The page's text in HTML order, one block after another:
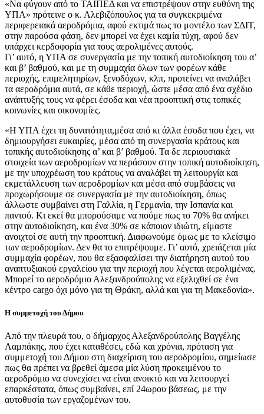
«Να φύγουν από το ΤΑΙΠΕΔ και να επιστρέψουν στην ευθύνη της
ΥΠΑ» πρότεινε ο κ. Αλεβιζόπουλος για τα συγκεκριμένα
περιφερειακά αεροδρόμια, αφού εκτιμά πως το μοντέλο των ΣΔΙΤ,
στην παρούσα φάση, δεν μπορεί να έχει καμία τύχη, αφού δεν
υπάρχει κερδοφορία για τους αερολιμένες αυτούς.
Γι’ αυτό, η ΥΠΑ σε συνεργασία με την τοπική αυτοδιοίκηση του α’
και β’ βαθμού, και με τη συμμαχία όλων των φορέων κάθε
περιοχής, επιμελητηρίων, ξενοδόχων, κλπ, προτείνει να αναλάβει
τα αεροδρόμια αυτά, σε κάθε περιοχή, ώστε μέσα από ένα σχέδιο
ανάπτυξής τους να φέρει έσοδα και νέα προοπτική στις τοπικές
κοινωνίες και οικονομίες.
«Η ΥΠΑ έχει τη δυνατότητα,μέσα από κι άλλα έσοδα που έχει, να
δημιουργήσει ευκαιρίες, μέσα από τη συνεργασία κράτους και
τοπικής αυτοδιοίκησης α’ και β’ βαθμού. Τα δε περιουσιακά
στοιχεία των αεροδρομίων να περάσουν στην τοπική αυτοδιοίκηση,
με την υποχρέωση του κράτους να αναλάβει τη λειτουργία και
εκμετάλλευση των αεροδρομίων και μέσα από συμβάσεις να
προχωρήσουμε σε συνεργασία με την αυτοδιοίκηση, όπως
άλλωστε συμβαίνει στη Γαλλία, η Γερμανία, την Ισπανία και
παντού. Κι εκεί θα μπορούσαμε να πούμε πως το 70% θα ανήκει
στην αυτοδιοίκηση, και ένα 30% σε κάποιον ιδιώτη, είμαστε
ανοιχτοί σε αυτή την προοπτική. Διαφωνούμε όμως με το κλείσιμο
των αεροδρομίων. Δεν θα το επιτρέψουμε. Γι’ αυτό, χρειάζεται μία
συμμαχία φορέων, που θα εξασφαλίσει την διατήρηση αυτού του
αναπτυξιακού εργαλείου για την περιοχή που λέγεται αερολιμένας.
Μπορεί το αεροδρόμιο Αλεξανδρούπολης να εξελιχθεί σε ένα
κέντρο cargo όχι μόνο για τη Θράκη, αλλά και για τη Μακεδονία».
Η συμμετοχή του Δήμου
Από την πλευρά του, ο δήμαρχος Αλεξανδρούπολης Βαγγέλης
Λαμπάκης, που έχει καταθέσει, εδώ και χρόνια, πρόταση για
συμμετοχή του Δήμου στη διαχείριση του αεροδρομίου, σημείωσε
πως θα πρέπει να βρεθεί άμεσα μία λύση προκειμένου το
αεροδρόμιο να συνεχίσει να είναι ανοικτό και να λειτουργεί
επαρκέστατα, όπως συμβαίνει, επί 24ωρου βάσεως, με την
αυτοθυσία των εργαζομένων του.